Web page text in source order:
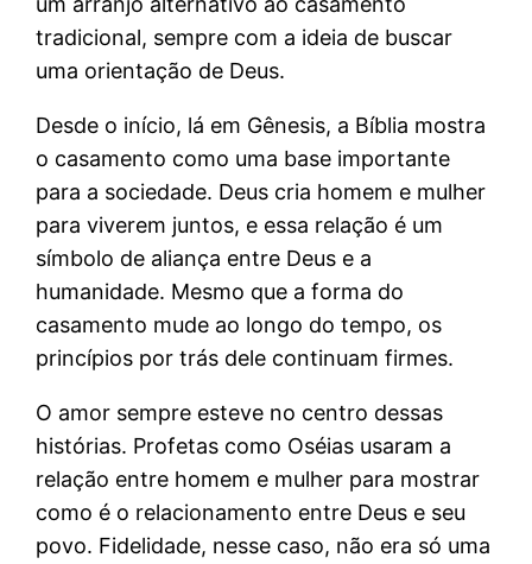
tradicional, sempre com a ideia de buscar
uma orientação de Deus.
Desde o início, lá em Gênesis, a Bíblia mostra
o casamento como uma base importante
para a sociedade. Deus cria homem e mulher
para viverem juntos, e essa relação é um
símbolo de aliança entre Deus e a
humanidade. Mesmo que a forma do
casamento mude ao longo do tempo, os
princípios por trás dele continuam firmes.
O amor sempre esteve no centro dessas
histórias. Profetas como Oséias usaram a
relação entre homem e mulher para mostrar
como é o relacionamento entre Deus e seu
povo. Fidelidade, nesse caso, não era só uma